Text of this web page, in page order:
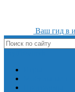
Ваш гид в